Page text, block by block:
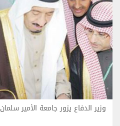
وزير الدفاع يزور جامعة الأمير سلمان